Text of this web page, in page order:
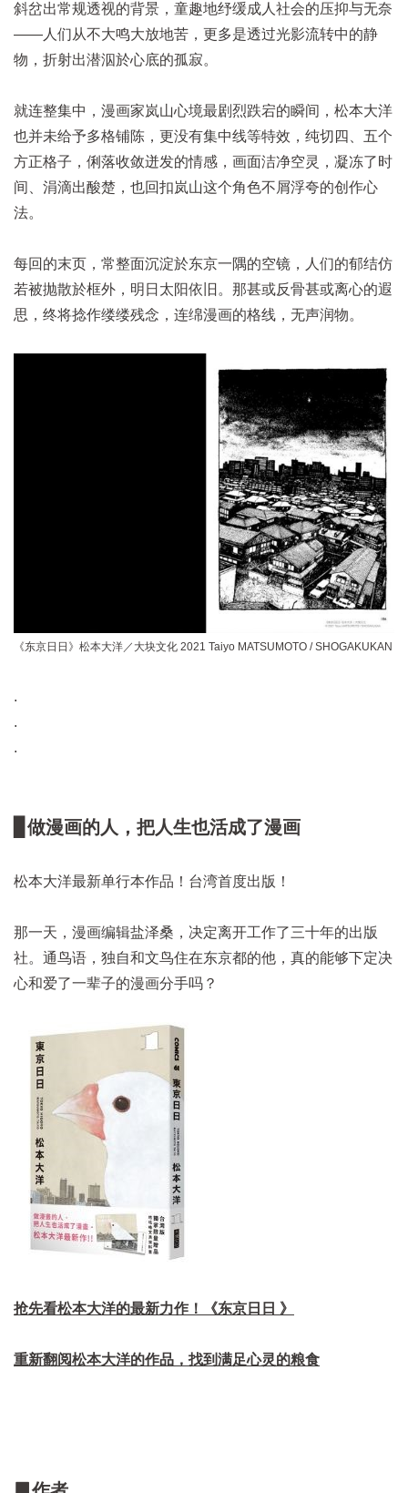
斜岔出常规透视的背景，童趣地纾缓成人社会的压抑与无奈
——人们从不大鸣大放地苦，更多是透过光影流转中的静
物，折射出潜泅於心底的孤寂。
就连整集中，漫画家岚山心境最剧烈跌宕的瞬间，松本大洋
也并未给予多格铺陈，更没有集中线等特效，纯切四、五个
方正格子，俐落收敛迸发的情感，画面洁净空灵，凝冻了时
间、涓滴出酸楚，也回扣岚山这个角色不屑浮夸的创作心
法。
每回的末页，常整面沉淀於东京一隅的空镜，人们的郁结仿
若被抛散於框外，明日太阳依旧。那甚或反骨甚或离心的遐
思，终将捻作缕缕残念，连绵漫画的格线，无声润物。
《东京日日》松本大洋／大块文化 2021 Taiyo MATSUMOTO / SHOGAKUKAN
.
.
.
▊做漫画的人，把人生也活成了漫画
松本大洋最新单行本作品！台湾首度出版！
那一天，漫画编辑盐泽桑，决定离开工作了三十年的出版
社。通鸟语，独自和文鸟住在东京都的他，真的能够下定决
心和爱了一辈子的漫画分手吗？
抢先看松本大洋的最新力作！《东京日日 》
重新翻阅松本大洋的作品，找到满足心灵的粮食